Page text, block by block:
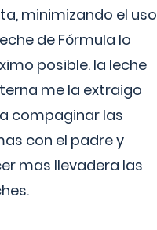
minimizando el uso
de Fórmula lo
posible. la leche
me la extraigo
compaginar las
con el padre y
mas llevadera las